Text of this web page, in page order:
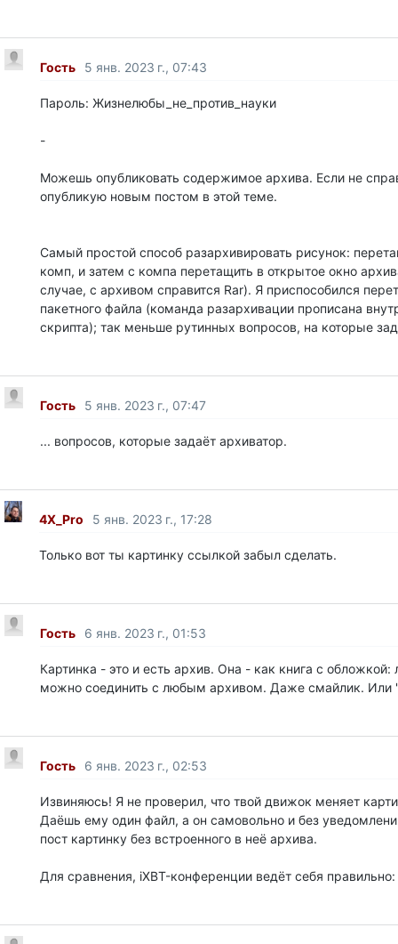
Гость 5 янв. 2023 г., 07:43
Пароль: Жизнелюбы_не_против_науки
-
Можешь опубликовать содержимое архива. Если не
опубликую новым постом в этой теме.
Самый простой способ разархивировать рисунок:
комп, и затем с компа перетащить в открытое окно
случае, с архивом справится Rar). Я приспособился
пакетного файла (команда разархивации прописана
скрипта); так меньше рутинных вопросов, на которые
Гость 5 янв. 2023 г., 07:47
... вопросов, которые задаёт архиватор.
4X_Pro 5 янв. 2023 г., 17:28
Только вот ты картинку ссылкой забыл сделать.
Гость 6 янв. 2023 г., 01:53
Картинка - это и есть архив. Она - как книга с
можно соединить с любым архивом. Даже смайлик. Или
Гость 6 янв. 2023 г., 02:53
Извиняюсь! Я не проверил, что твой движок меняет
Даёшь ему один файл, а он самовольно и без
пост картинку без встроенного в неё архива.
Для сравнения, iXBT-конференции ведёт себя правильно: